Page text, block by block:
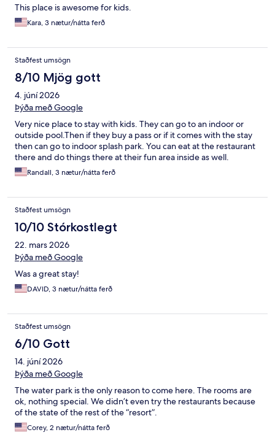
This place is awesome for kids.
Kara, 3 nætur/nátta ferð
Staðfest umsögn
8/10 Mjög gott
4. júní 2026
Þýða með Google
Very nice place to stay with kids. They can go to an indoor or
outside pool.Then if they buy a pass or if it comes with the stay
then can go to indoor splash park. You can eat at the restaurant
there and do things there at their fun area inside as well.
Randall, 3 nætur/nátta ferð
Staðfest umsögn
10/10 Stórkostlegt
22. mars 2026
Þýða með Google
Was a great stay!
DAVID, 3 nætur/nátta ferð
Staðfest umsögn
6/10 Gott
14. júní 2026
Þýða með Google
The water park is the only reason to come here. The rooms are
ok, nothing special. We didn’t even try the restaurants because
of the state of the rest of the “resort”.
Corey, 2 nætur/nátta ferð